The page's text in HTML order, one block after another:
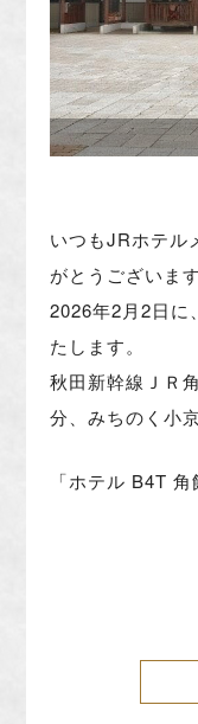
いつもJRホテル
がとうございま
2026年2月2日に
たします。
秋田新幹線ＪＲ
分、みちのく小
「ホテル B4T